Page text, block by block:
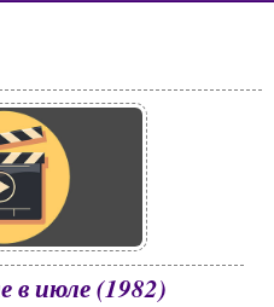
в июле (1982)